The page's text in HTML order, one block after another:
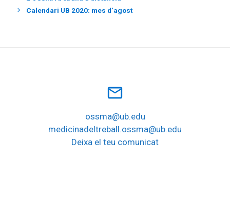
Calendari UB 2020: mes d’agost
mail_outline
ossma@ub.edu
medicinadeltreball.ossma@ub.edu
Deixa el teu comunicat